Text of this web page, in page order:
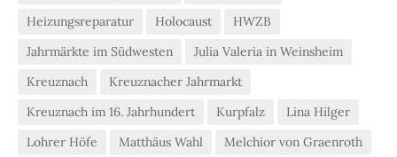
Heizungsreparatur
Holocaust
HWZB
Jahrmärkte im Südwesten
Julia Valeria in Weinsheim
Kreuznach
Kreuznacher Jahrmarkt
Kreuznach im 16. Jahrhundert
Kurpfalz
Lina Hilger
Lohrer Höfe
Matthäus Wahl
Melchior von Graenroth